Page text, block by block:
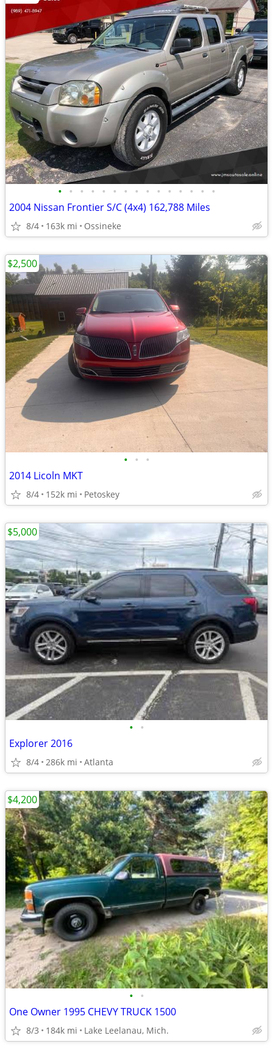
• • • • • • • • • • • • • • •
2004 Nissan Frontier S/C (4x4) 162,788 Miles
8/4 163k mi Ossineke
• • •
2014 Licoln MKT
8/4 152k mi Petoskey
$2,500
• •
Explorer 2016
8/4 286k mi Atlanta
$5,000
• •
One Owner 1995 CHEVY TRUCK 1500
8/3 184k mi Lake Leelanau, Mich.
$4,200